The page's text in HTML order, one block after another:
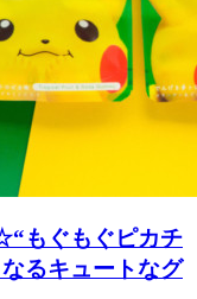
もぐもぐピカチ
るキュートなグ